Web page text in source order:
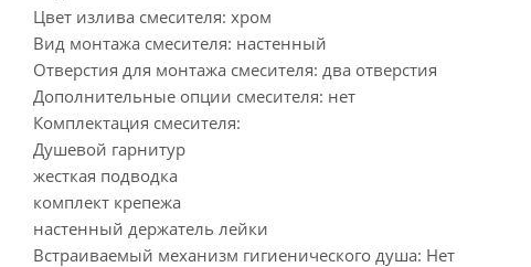
Цвет излива смесителя: хром
Вид монтажа смесителя: настенный
Отверстия для монтажа смесителя: два отверстия
Дополнительные опции смесителя: нет
Комплектация смесителя:
Душевой гарнитур
жесткая подводка
комплект крепежа
настенный держатель лейки
Встраиваемый механизм гигиенического душа: Нет